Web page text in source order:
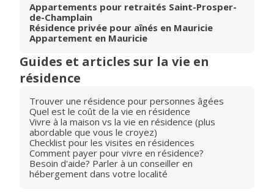
Appartements pour retraités Saint-Prosper-
de-Champlain
Résidence privée pour aînés en Mauricie
Appartement en Mauricie
Guides et articles sur la vie en
résidence
Trouver une résidence pour personnes âgées
Quel est le coût de la vie en résidence
Vivre à la maison vs la vie en résidence (plus
abordable que vous le croyez)
Checklist pour les visites en résidences
Comment payer pour vivre en résidence?
Besoin d'aide? Parler à un conseiller en
hébergement dans votre localité